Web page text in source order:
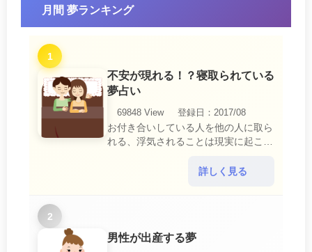
月間 夢ランキング
1
不安が現れる！？寝取られている
夢占い
69848 View
登録日：2017/08
お付き合いしている人を他の人に取ら
れる、浮気されることは現実に起こる
いにおいて、『寝取られている』夢
詳しく見る
2
男性が出産する夢